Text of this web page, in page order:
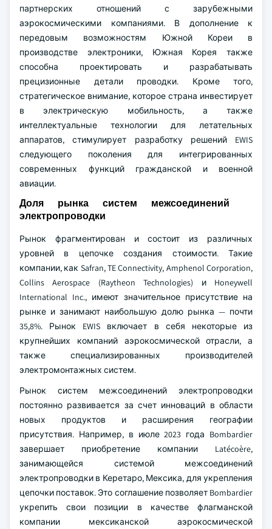
партнерских отношений с зарубежными
аэрокосмическими компаниями. В дополнение к
передовым возможностям Южной Кореи в
производстве электроники, Южная Корея также
способна проектировать и разрабатывать
прецизионные детали проводки. Кроме того,
стратегическое внимание, которое страна инвестирует
в электрическую мобильность, а также
интеллектуальные технологии для летательных
аппаратов, стимулирует разработку решений EWIS
следующего поколения для интегрированных
современных функций гражданской и военной
авиации.
Доля рынка систем межсоединений
электропроводки
Рынок фрагментирован и состоит из различных
уровней в цепочке создания стоимости. Такие
компании, как Safran, TE Connectivity, Amphenol Corporation,
Collins Aerospace (Raytheon Technologies) и Honeywell
International Inc., имеют значительное присутствие на
рынке и занимают наибольшую долю рынка — почти
35,8%. Рынок EWIS включает в себя некоторые из
крупнейших компаний аэрокосмической отрасли, а
также специализированных производителей
электромонтажных систем.
Рынок систем межсоединений электропроводки
постоянно развивается за счет инноваций в области
новых продуктов и расширения географии
присутствия. Например, в июле 2023 года Bombardier
завершает приобретение компании Latécoère,
занимающейся системой межсоединений
электропроводки в Керетаро, Мексика, для укрепления
цепочки поставок. Это соглашение позволяет Bombardier
укрепить свои позиции в качестве флагманской
компании мексиканской аэрокосмической